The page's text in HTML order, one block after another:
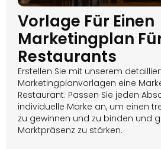
Vorlage Für Einen
Marketingplan
Restaurants
Erstellen Sie mit unserem
Marketingplanvorlagen eine
Restaurant. Passen Sie jeden
individuelle Marke an, um einen
zu gewinnen und zu binden und
Marktpräsenz zu stärken.